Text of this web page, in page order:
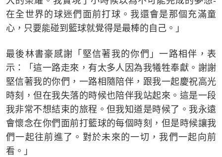
在全世界的球迷們面前打球。我還會是那個充滿童
心，只要能碰到籃球就覺得是最棒的自己。」
最後林書豪感謝「堅信著我的你們」一路相伴，表
示：「這一路走來，有太多人因為我犧牲奉獻。謝謝
堅信著我的你們，一路相隨陪伴，跟我一起慶祝高光
時刻，但在我失落的時候也陪伴我站起來。這是一段
我非常不想結束的旅程。但我知道是時候了。我永遠
會懷念在你們面前打籃球的每個時刻，但是時候讓我
們一起往前進了。對於未來的一切，我們一起向前
看。」